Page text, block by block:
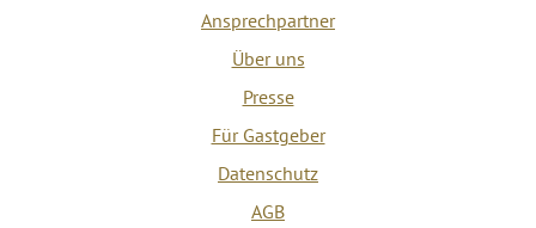
Ansprechpartner
Über uns
Presse
Für Gastgeber
Datenschutz
AGB